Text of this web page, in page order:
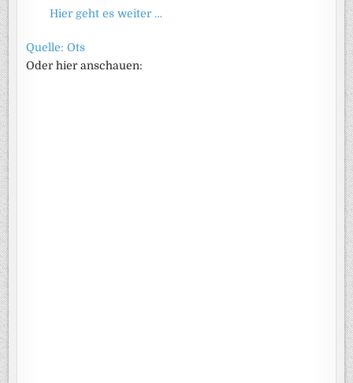
Hier geht es weiter …
Quelle: Ots
Oder hier anschauen: